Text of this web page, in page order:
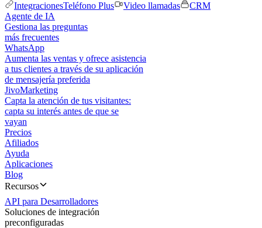
IntegracionesTeléfono Plus Video llamadas
CRM
Agente de IA
Gestiona las preguntas
más frecuentes
WhatsApp
Aumenta las ventas y ofrece asistencia
a tus clientes a través de su aplicación
de mensajería preferida
JivoMarketing
Capta la atención de tus visitantes:
capta su interés antes de que se
vayan
Precios
Afiliados
Ayuda
Aplicaciones
Blog
Recursos
API para Desarrolladores
Soluciones de integración
preconfiguradas